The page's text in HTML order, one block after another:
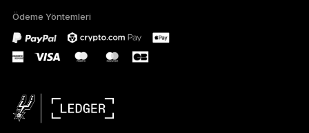
ภาษาไทย
Ödeme Yöntemleri